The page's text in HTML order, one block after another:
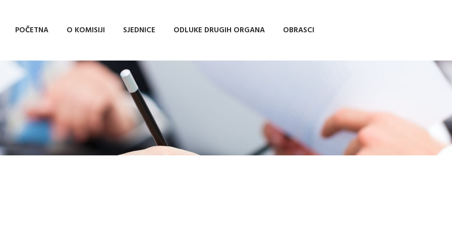
POČETNA O KOMISIJI SJEDNICE ODLUKE DRUGIH ORGANA OBRASCI